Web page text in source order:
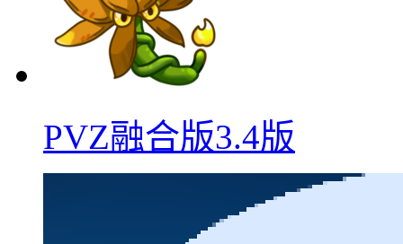
PVZ融合版3.4版